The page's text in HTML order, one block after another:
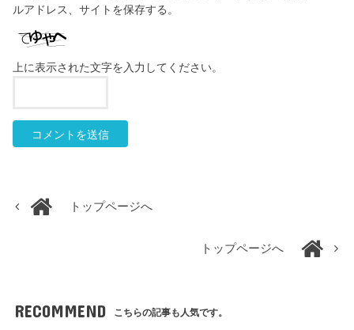
ルアドレス、サイトを保存する。
上に表示された文字を入力してください。
トップページへ
トップページへ
RECOMMEND こちらの記事も人気です。